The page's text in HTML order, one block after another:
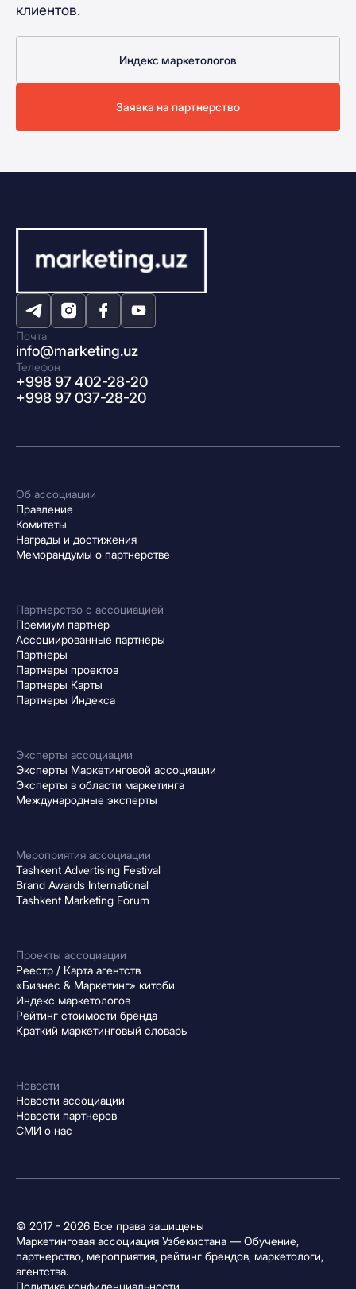
клиентов.
Индекс маркетологов
Заявка на партнерство
Почта
info@marketing.uz
Телефон
+998 97 402-28-20
+998 97 037-28-20
Об ассоциации
Правление
Комитеты
Награды и достижения
Меморандумы о партнерстве
Партнерство с ассоциацией
Премиум партнер
Ассоциированные партнеры
Партнеры
Партнеры проектов
Партнеры Карты
Партнеры Индекса
Эксперты ассоциации
Эксперты Маркетинговой ассоциации
Эксперты в области маркетинга
Международные эксперты
Мероприятия ассоциации
Tashkent Advertising Festival
Brand Awards International
Tashkent Marketing Forum
Проекты ассоциации
Реестр / Карта агентств
«Бизнес & Маркетинг» китоби
Индекс маркетологов
Рейтинг стоимости бренда
Краткий маркетинговый словарь
Новости
Новости ассоциации
Новости партнеров
СМИ о нас
© 2017 - 2026 Все права защищены
Маркетинговая ассоциация Узбекистана — Обучение,
партнерство, мероприятия, рейтинг брендов, маркетологи,
агентства.
Политика конфиденциальности